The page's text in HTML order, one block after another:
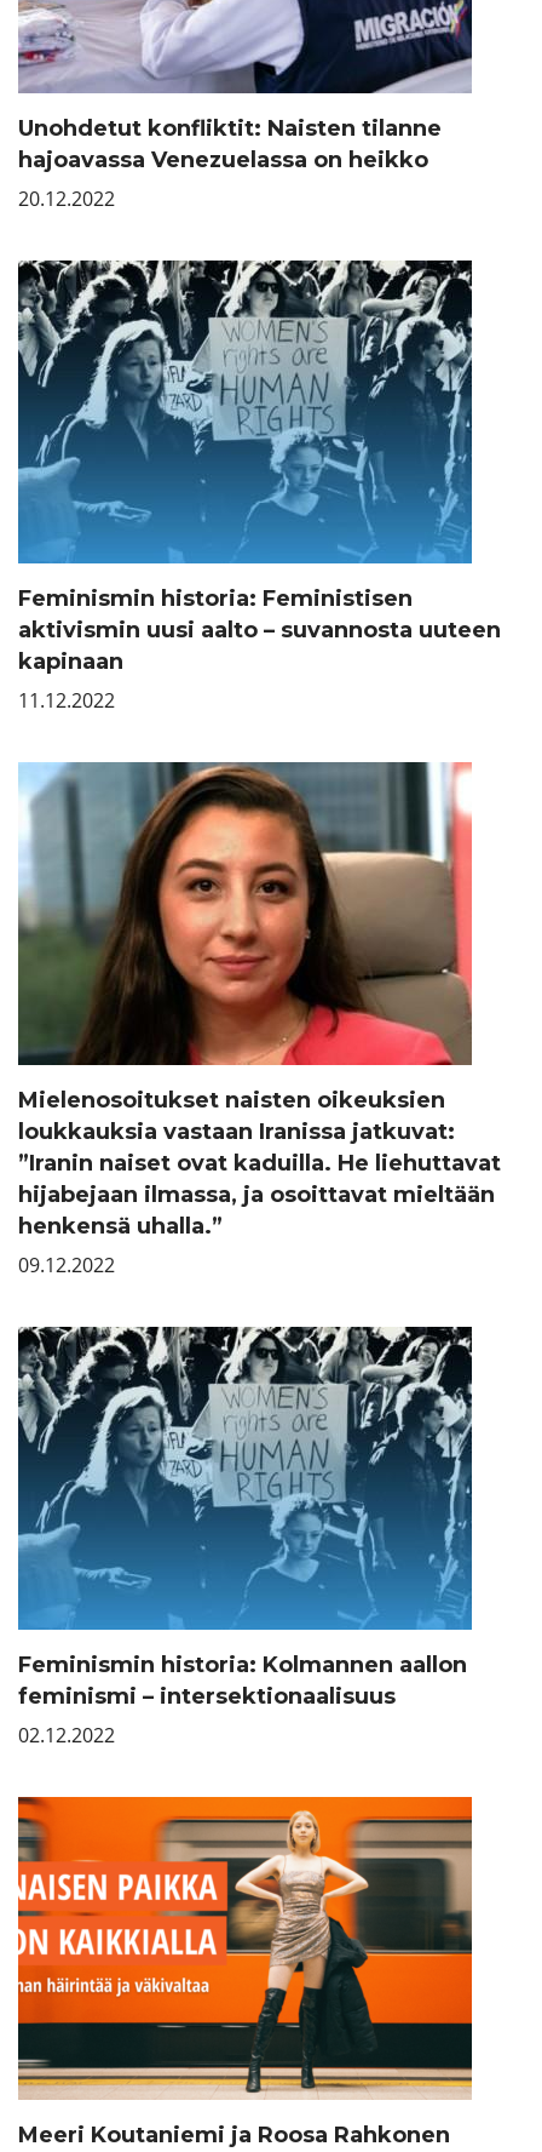
Unohdetut konfliktit: Naisten tilanne
hajoavassa Venezuelassa on heikko
20.12.2022
Feminismin historia: Feministisen
aktivismin uusi aalto – suvannosta uuteen
kapinaan
11.12.2022
Mielenosoitukset naisten oikeuksien
loukkauksia vastaan Iranissa jatkuvat:
”Iranin naiset ovat kaduilla. He liehuttavat
hijabejaan ilmassa, ja osoittavat mieltään
henkensä uhalla.”
09.12.2022
Feminismin historia: Kolmannen aallon
feminismi – intersektionaalisuus
02.12.2022
Meeri Koutaniemi ja Roosa Rahkonen